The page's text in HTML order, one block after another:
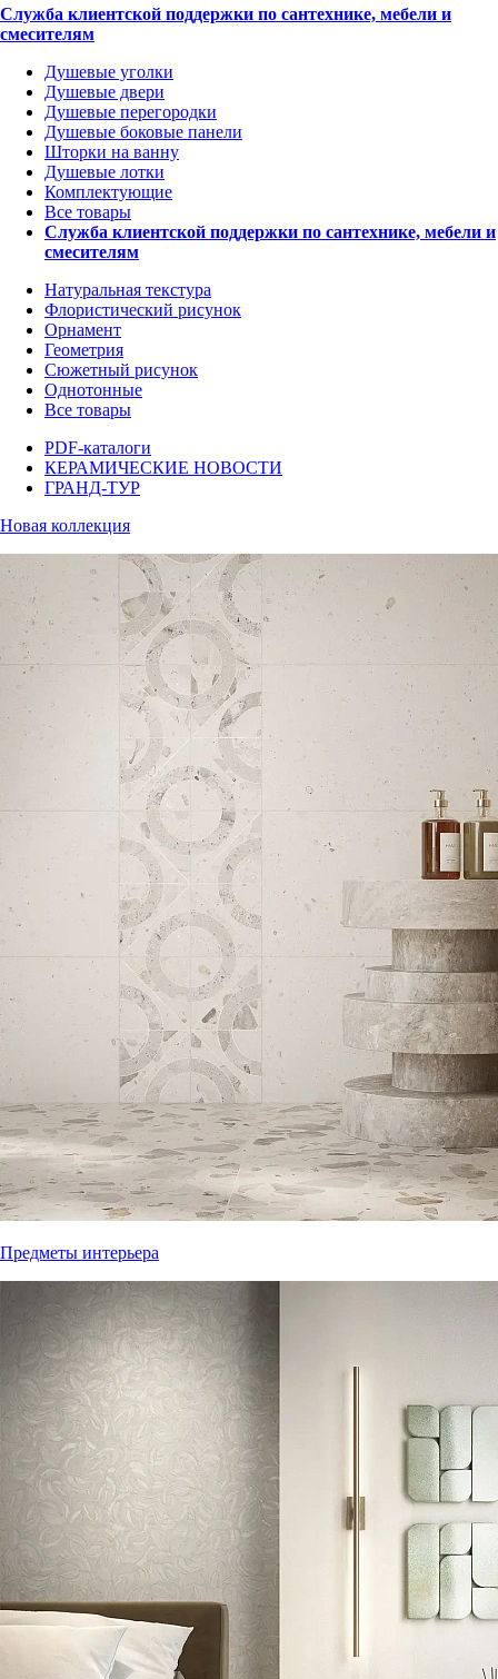
Служба клиентской поддержки по сантехнике, мебели и
смесителям
Душевые уголки
Душевые двери
Душевые перегородки
Душевые боковые панели
Шторки на ванну
Душевые лотки
Комплектующие
Все товары
Служба клиентской поддержки по сантехнике, мебели и
смесителям
Натуральная текстура
Флористический рисунок
Орнамент
Геометрия
Сюжетный рисунок
Однотонные
Все товары
PDF-каталоги
КЕРАМИЧЕСКИЕ НОВОСТИ
ГРАНД-ТУР
Новая коллекция
Предметы интерьера